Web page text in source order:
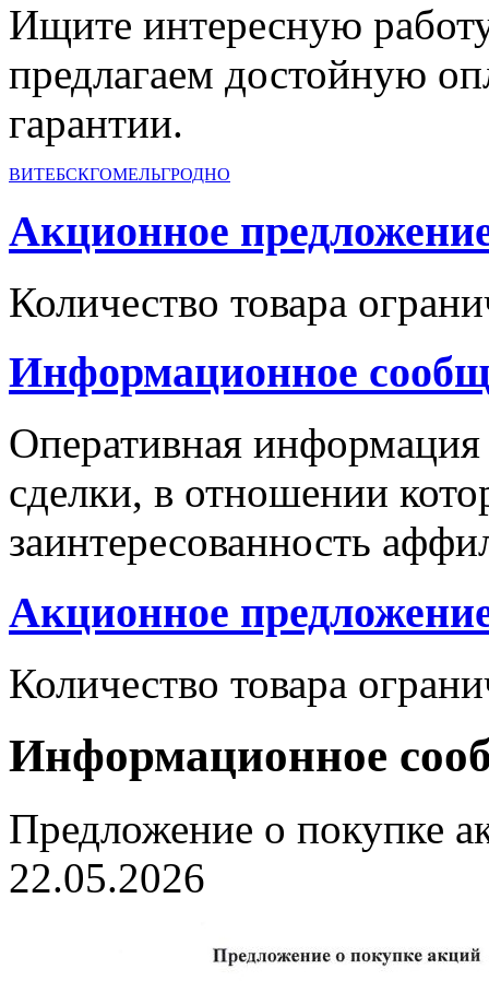
Ищите интересную
предлагаем достойную
гарантии.
ВИТЕБСКГОМЕЛЬГРОДНО
Акционное
Количество товара
Информационное
Оперативная
сделки, в отношении
заинтересованность
Акционное
Количество товара
Информационное
Предложение о покупке
22.05.2026